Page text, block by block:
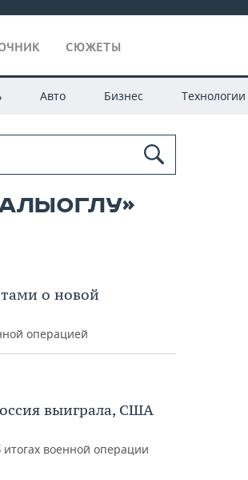
СЮЖЕТЫ
Авто Бизнес Технологии
о новой
операцией
выиграла, США
военной операции